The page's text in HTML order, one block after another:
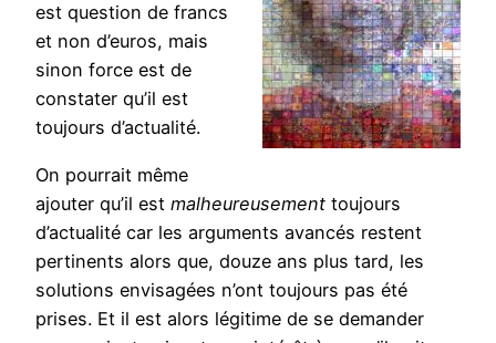
est question de francs
et non d’euros, mais
sinon force est de
constater qu’il est
toujours d’actualité.
On pourrait même
ajouter qu’il est malheureusement toujours
d’actualité car les arguments avancés restent
pertinents alors que, douze ans plus tard, les
solutions envisagées n’ont toujours pas été
prises. Et il est alors légitime de se demander